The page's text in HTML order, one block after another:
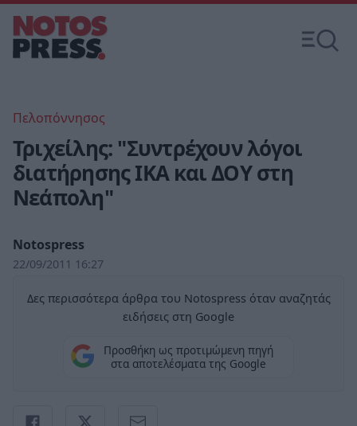
Πελοπόννησος
Τριχείλης: "Συντρέχουν λόγοι
διατήρησης ΙΚΑ και ΔΟΥ στη
Νεάπολη"
Notospress
22/09/2011 16:27
Δες περισσότερα άρθρα του Notospress όταν αναζητάς
ειδήσεις στη Google
Προσθήκη ως προτιμώμενη πηγή
στα αποτελέσματα της Google